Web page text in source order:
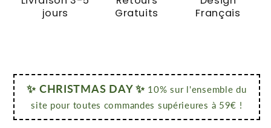
jours
Gratuits
Français
✨ CHRISTMAS DAY ✨ 10% sur l'ensemble du
site pour toutes commandes supérieures à 59€ !